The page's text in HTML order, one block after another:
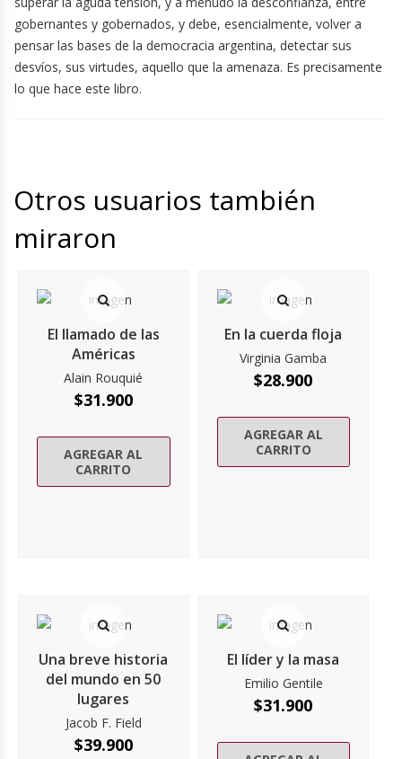
gobernantes y gobernados, y debe, esencialmente, volver a
pensar las bases de la democracia argentina, detectar sus
desvíos, sus virtudes, aquello que la amenaza. Es precisamente
lo que hace este libro.
Otros usuarios también
miraron
El llamado de las
Américas
Alain Rouquié
$31.900
AGREGAR AL
CARRITO
En la cuerda floja
Virginia Gamba
$28.900
AGREGAR AL
CARRITO
Una breve historia
del mundo en 50
lugares
Jacob F. Field
$39.900
El líder y la masa
Emilio Gentile
$31.900